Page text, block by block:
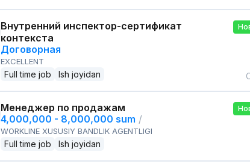
Внутренний инспектор-сертификат
контекста
Договорная
EXCELLENT
Full time job Ish joyidan
Менеджер по продажам
4,000,000 - 8,000,000 sum /
WORKLINE XUSUSIY BANDLIK AGENTLIGI
Full time job Ish joyidan